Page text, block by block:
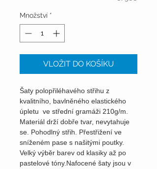
Množství *
VLOŽIT DO KOŠÍKU
Šaty polopřiléhavého střihu z
kvalitního, bavlněného elastického
úpletu ve střední gramáži 210g/m.
Materiál drží dobře tvar, nevytahuje
se. Pohodlný střih. Přestřižení ve
sníženém pase s našitými poutky.
Velký výběr barev od klasiky až po
pastelové tóny.Nafocené šaty jsou v